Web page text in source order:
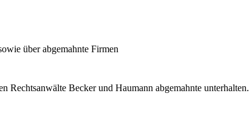
über abgemahnte Firmen
Rechtsanwälte Becker und Haumann abgemahnte unterhalten.